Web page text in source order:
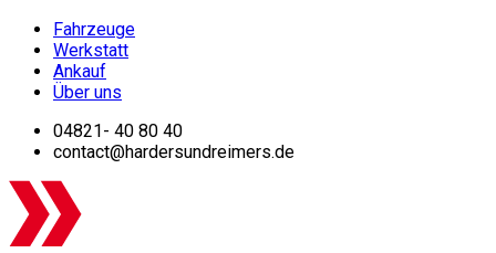
Fahrzeuge
Werkstatt
Ankauf
Über uns
04821- 40 80 40
contact@hardersundreimers.de